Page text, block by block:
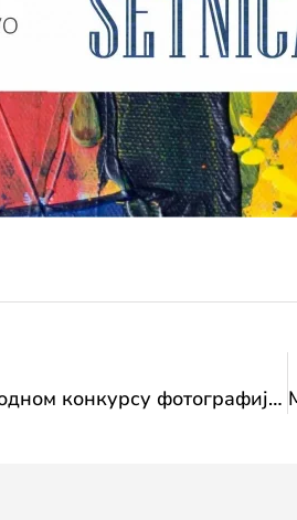
Позив за учешће на Међународном конкурсу фотографије „Мајка и дјеца у националним ношњама”